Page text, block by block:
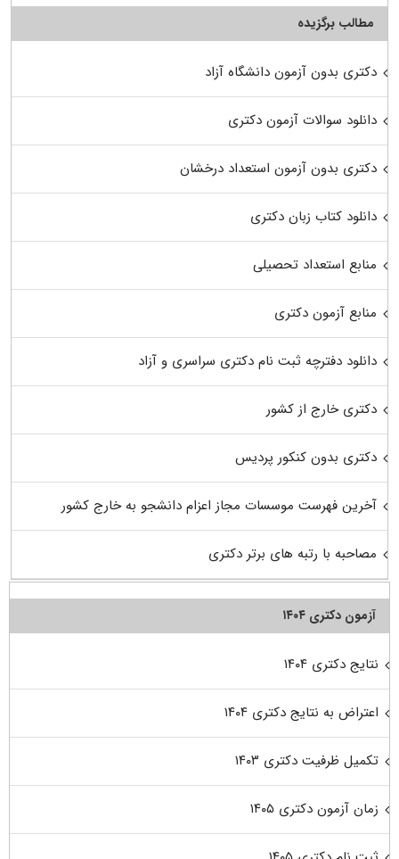
مطالب برگزیده
دکتری بدون آزمون دانشگاه آزاد
دانلود سوالات آزمون دکتری
دکتری بدون آزمون استعداد درخشان
دانلود کتاب زبان دکتری
منابع استعداد تحصیلی
منابع آزمون دکتری
دانلود دفترچه ثبت نام دکتری سراسری و آزاد
دکتری خارج از کشور
دکتری بدون کنکور پردیس
آخرین فهرست موسسات مجاز اعزام دانشجو به خارج کشور
مصاحبه با رتبه های برتر دکتری
آزمون دکتری ۱۴۰۴
نتایج دکتری ۱۴۰۴
اعتراض به نتایج دکتری ۱۴۰۴
تکمیل ظرفیت دکتری ۱۴۰۳
زمان آزمون دکتری ۱۴۰۵